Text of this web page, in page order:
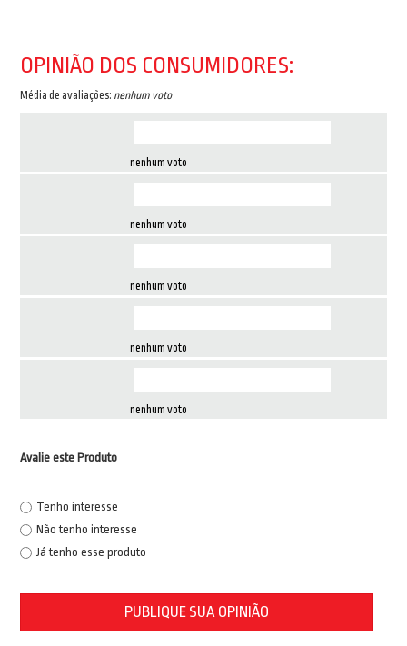
OPINIÃO DOS CONSUMIDORES:
Média de avaliações: nenhum voto
nenhum voto
nenhum voto
nenhum voto
nenhum voto
nenhum voto
Avalie este Produto
Tenho interesse
Não tenho interesse
Já tenho esse produto
PUBLIQUE SUA OPINIÃO